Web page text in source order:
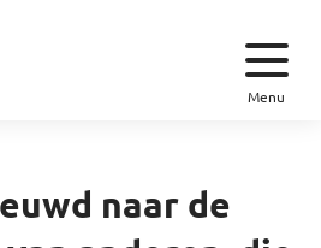
Menu
naar de